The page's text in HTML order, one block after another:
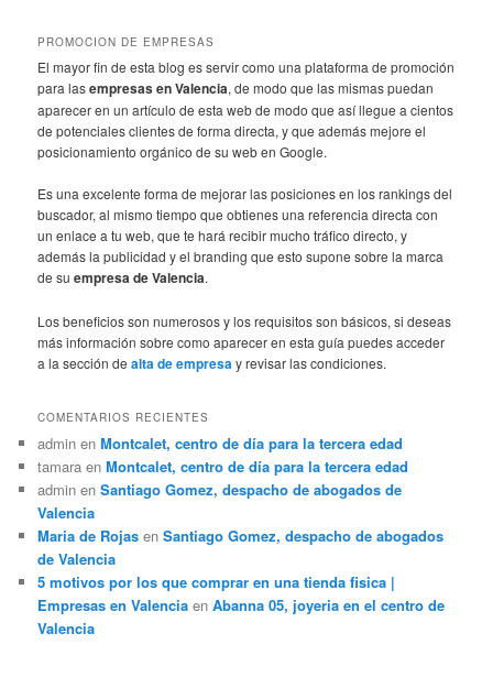
PROMOCION DE EMPRESAS
El mayor fin de esta blog es servir como una plataforma de promoción
para lasempresas en Valencia, de modo que las mismas puedan
aparecer en un artículo de esta web de modo que así llegue a cientos
de potenciales clientes de forma directa, y que además mejore el
posicionamiento orgánico de su web en Google.
Es una excelente forma de mejorar las posiciones en los rankings del
buscador, al mismo tiempo que obtienes una referencia directa con
un enlace a tu web, que te hará recibir mucho tráfico directo, y
además la publicidad y el branding que esto supone sobre la marca
de suempresa de Valencia.
Los beneficios son numerosos y los requisitos son básicos, si deseas
más información sobre como aparecer en esta guía puedes acceder
a la sección dealta de empresa y revisar las condiciones.
COMENTARIOS RECIENTES
admin enMontcalet, centro de día para la tercera edad
tamara enMontcalet, centro de día para la tercera edad
admin enSantiago Gomez, despacho de abogados de
Valencia
Maria de Rojas enSantiago Gomez, despacho de abogados
de Valencia
5 motivos por los que comprar en una tienda fisica |
Empresas en Valencia enAbanna 05, joyeria en el centro de
Valencia